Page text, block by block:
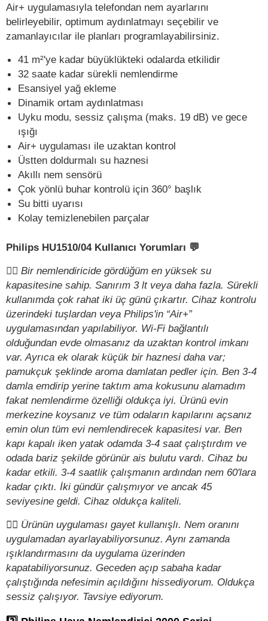
Air+ uygulamasıyla telefondan nem ayarlarını
belirleyebilir, optimum aydınlatmayı seçebilir ve
zamanlayıcılar ile planları programlayabilirsiniz.
41 m²'ye kadar büyüklükteki odalarda etkilidir
32 saate kadar sürekli nemlendirme
Esansiyel yağ ekleme
Dinamik ortam aydınlatması
Uyku modu, sessiz çalışma (maks. 19 dB) ve gece
ışığı
Air+ uygulaması ile uzaktan kontrol
Üstten doldurmalı su haznesi
Akıllı nem sensörü
Çok yönlü buhar kontrolü için 360° başlık
Su bitti uyarısı
Kolay temizlenebilen parçalar
Philips HU1510/04 Kullanıcı Yorumları 💬
✍🏻 Bir nemlendiricide gördüğüm en yüksek su
kapasitesine sahip. Sanırım 3 lt veya daha fazla. Sürekli
kullanımda çok rahat iki üç günü çıkartır. Cihaz kontrolu
üzerindeki tuşlardan veya Philips'in “Air+”
uygulamasından yapılabiliyor. Wi-Fi bağlantılı
olduğundan evde olmasanız da uzaktan kontrol imkanı
var. Ayrıca ek olarak küçük bir haznesi daha var;
pamukçuk şeklinde aroma damlatan pedler için. Ben 3-4
damla emdirip yerine taktım ama kokusunu alamadım
fakat nemlendirme özelliği oldukça iyi. Ürünü evin
merkezine koysanız ve tüm odaların kapılarını açsanız
emin olun tüm evi nemlendirecek kapasitesi var. Ben
kapı kapalı iken yatak odamda 3-4 saat çalıştırdım ve
odada bariz şekilde görünür ais bulutu vardı. Cihaz bu
kadar etkili. 3-4 saatlik çalışmanın ardından nem 60'lara
kadar çıktı. İki gündür çalışmıyor ve ancak 45
seviyesine geldi. Cihaz oldukça kaliteli.
✍🏻 Ürünün uygulaması gayet kullanışlı. Nem oranını
uygulamadan ayarlayabiliyorsunuz. Aynı zamanda
ışıklandırmasını da uygulama üzerinden
kapatabiliyorsunuz. Geceden açıp sabaha kadar
çalıştığında nefesimin açıldığını hissediyorum. Oldukça
sessiz çalışıyor. Tavsiye ediyorum.